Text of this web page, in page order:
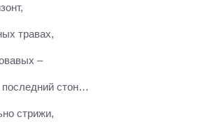
травах,
–
стон…
стрижи,